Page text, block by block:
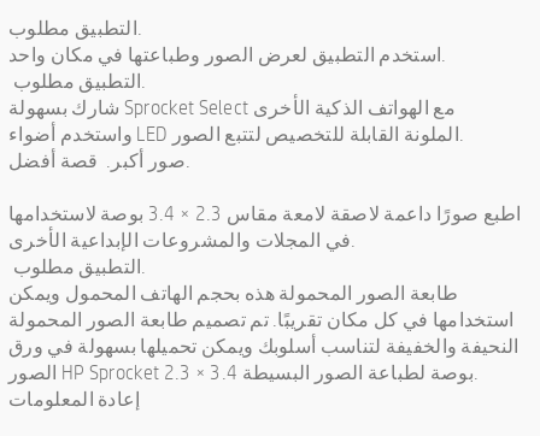
التطبيق مطلوب.
استخدم التطبيق لعرض الصور وطباعتها في مكان واحد.
التطبيق مطلوب.
شارك بسهولة Sprocket Select مع الهواتف الذكية الأخرى
واستخدم أضواء LED الملونة القابلة للتخصيص لتتبع الصور.
صور أكبر. قصة أفضل.
اطبع صورًا داعمة لاصقة لامعة مقاس 2.3 × 3.4 بوصة لاستخدامها
في المجلات والمشروعات الإبداعية الأخرى.
التطبيق مطلوب.
طابعة الصور المحمولة هذه بحجم الهاتف المحمول ويمكن
استخدامها في كل مكان تقريبًا. تم تصميم طابعة الصور المحمولة
النحيفة والخفيفة لتناسب أسلوبك ويمكن تحميلها بسهولة في ورق
الصور HP Sprocket 2.3 × 3.4 بوصة لطباعة الصور البسيطة.
إعادة المعلومات